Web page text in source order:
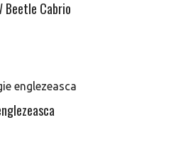
Beetle Cabrio